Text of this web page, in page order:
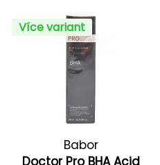
Více variant
Babor
Doctor Pro BHA Acid